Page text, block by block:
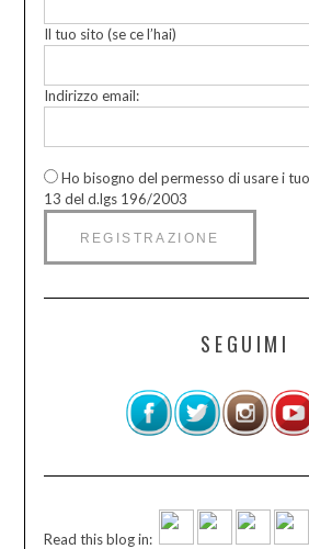
Il tuo sito (se ce l’hai)
Indirizzo email:
Ho bisogno del permesso di usare i
13 del d.lgs 196/2003
SEGUIMI
Read this blog in: